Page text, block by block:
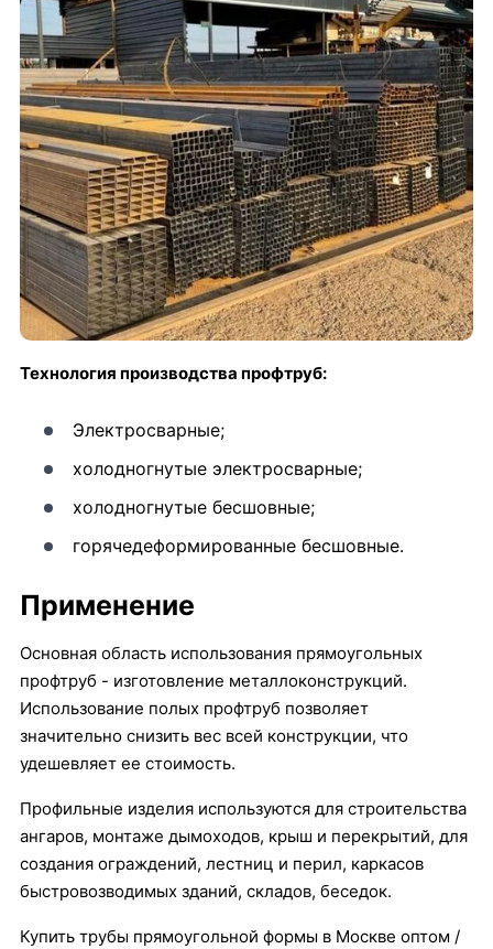
Технология производства профтруб:
Электросварные;
холодногнутые электросварные;
холодногнутые бесшовные;
горячедеформированные бесшовные.
Применение
Основная область использования прямоугольных
профтруб - изготовление металлоконструкций.
Использование полых профтруб позволяет
значительно снизить вес всей конструкции, что
удешевляет ее стоимость.
Профильные изделия используются для строительства
ангаров, монтаже дымоходов, крыш и перекрытий, для
создания ограждений, лестниц и перил, каркасов
быстровозводимых зданий, складов, беседок.
Купить трубы прямоугольной формы в Москве оптом /